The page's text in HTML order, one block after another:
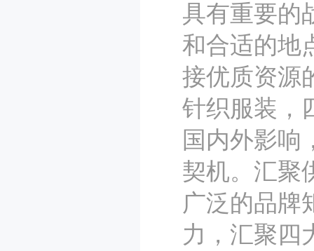
具有重要的
和合适的地
接优质资源
针织服装，
国内外影响
契机。汇聚
广泛的品牌
力，汇聚四